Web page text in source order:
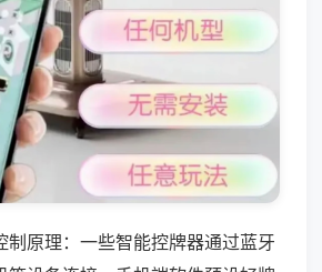
制原理：一些智能控牌器通过蓝牙